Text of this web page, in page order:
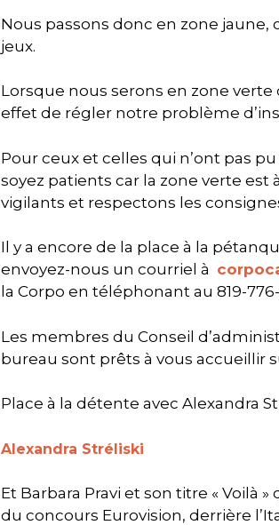
Nous passons donc en zone jaune,
jeux.
Lorsque nous serons en zone
effet de régler notre problème
Pour ceux et celles qui n’ont pas
soyez patients car la zone verte
vigilants et respectons les
Il y a encore de la place à la
envoyez-nous un courriel à
la Corpo en téléphonant au 819-776-
Les membres du Conseil
bureau sont prêts à vous accueillir
Place à la détente avec Alexandra
Alexandra Stréliski
Et Barbara Pravi et son titre « Voilà
du concours Eurovision, derrière